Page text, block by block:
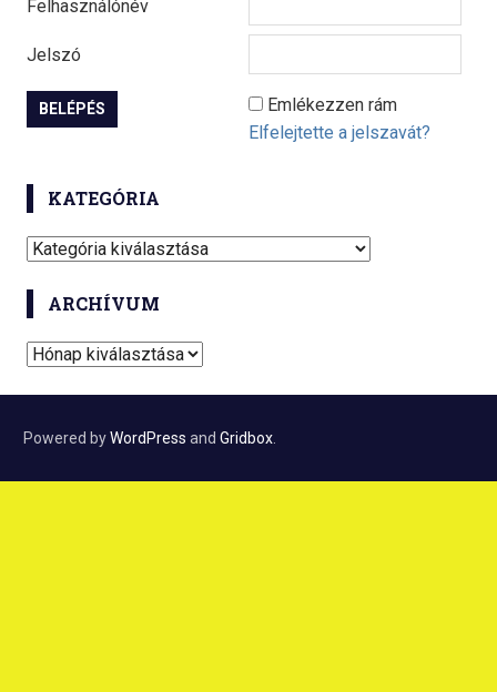
Felhasználónév
Jelszó
Emlékezzen rám
Elfelejtette a jelszavát?
KATEGÓRIA
K
g
i
ARCHÍVUM
A
h
Powered byWordPress and Gridbox